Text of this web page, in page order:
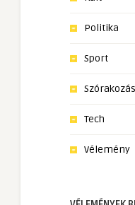
Politika
Sport
Szórakozás
Tech
Vélemény